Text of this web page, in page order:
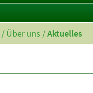
/ Über uns /Aktuelles